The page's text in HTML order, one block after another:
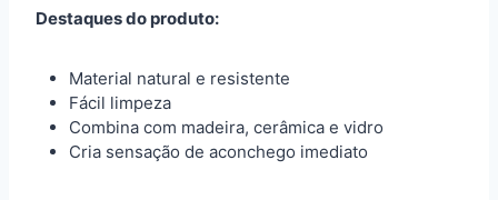
Destaques do produto:
Material natural e resistente
Fácil limpeza
Combina com madeira, cerâmica e vidro
Cria sensação de aconchego imediato